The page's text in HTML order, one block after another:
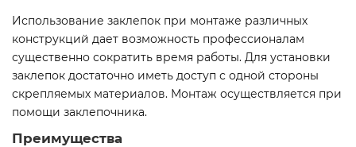
Использование заклепок при монтаже различных
конструкций дает возможность профессионалам
существенно сократить время работы. Для установки
заклепок достаточно иметь доступ с одной стороны
скрепляемых материалов. Монтаж осуществляется при
помощи заклепочника.
Преимущества